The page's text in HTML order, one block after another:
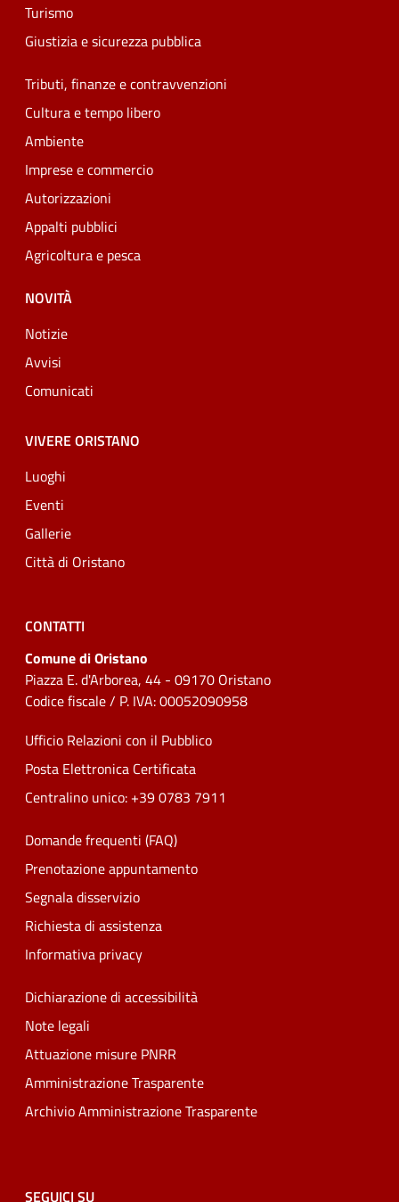
Turismo
Giustizia e sicurezza pubblica
Tributi, finanze e contravvenzioni
Cultura e tempo libero
Ambiente
Imprese e commercio
Autorizzazioni
Appalti pubblici
Agricoltura e pesca
NOVITÀ
Notizie
Avvisi
Comunicati
VIVERE ORISTANO
Luoghi
Eventi
Gallerie
Città di Oristano
CONTATTI
Comune di Oristano
Piazza E. d'Arborea, 44 - 09170 Oristano
Codice fiscale / P. IVA: 00052090958
Ufficio Relazioni con il Pubblico
Posta Elettronica Certificata
Centralino unico: +39 0783 7911
Domande frequenti (FAQ)
Prenotazione appuntamento
Segnala disservizio
Richiesta di assistenza
Informativa privacy
Dichiarazione di accessibilità
Note legali
Attuazione misure PNRR
Amministrazione Trasparente
Archivio Amministrazione Trasparente
SEGUICI SU